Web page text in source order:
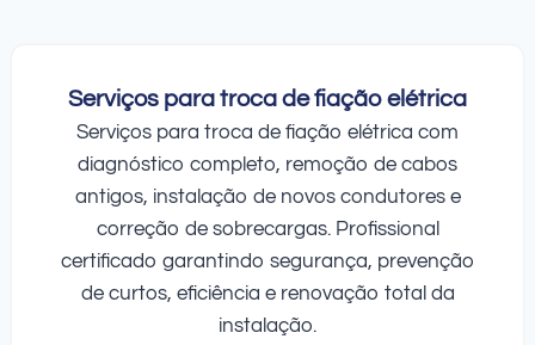
Serviços para troca de fiação elétrica
Serviços para troca de fiação elétrica com
diagnóstico completo, remoção de cabos
antigos, instalação de novos condutores e
correção de sobrecargas. Profissional
certificado garantindo segurança, prevenção
de curtos, eficiência e renovação total da
instalação.